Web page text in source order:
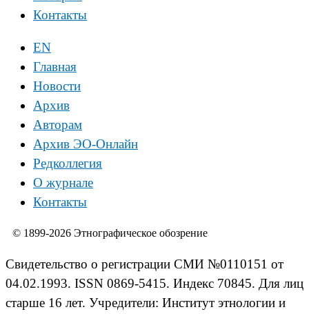
Контакты
EN
Главная
Новости
Архив
Авторам
Архив ЭО-Онлайн
Редколлегия
О журнале
Контакты
© 1899-2026 Этнографическое обозрение
Свидетельство о регистрации СМИ №0110151 от
04.02.1993. ISSN 0869-5415. Индекс 70845. Для лиц
старше 16 лет. Учредители: Институт этнологии и